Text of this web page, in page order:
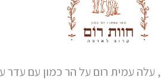
חוות רום הוקמה ב- 1986, עלה עמית רום על הר כמון